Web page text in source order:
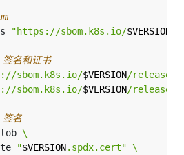
"https://sbom.k8s.io/$VERSION
名和证书
sbom.k8s.io/$VERSION/
sbom.k8s.io/$VERSION/
名
"$VERSION.spdx.cert"